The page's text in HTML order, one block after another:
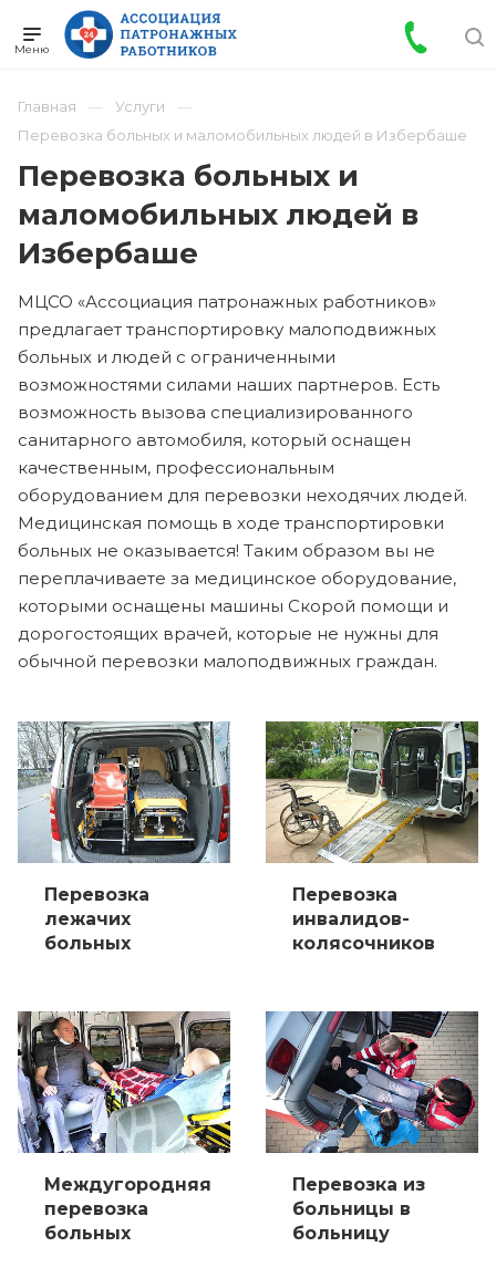
Главная
Услуги
Перевозка больных и маломобильных людей в Избербаше
Перевозка больных и
маломобильных людей в
Избербаше
МЦСО «Ассоциация патронажных работников»
предлагает транспортировку малоподвижных
больных и людей с ограниченными
возможностями силами наших партнеров. Есть
возможность вызова специализированного
санитарного автомобиля, который оснащен
качественным, профессиональным
оборудованием для перевозки неходячих людей.
Медицинская помощь в ходе транспортировки
больных не оказывается! Таким образом вы не
переплачиваете за медицинское оборудование,
которыми оснащены машины Скорой помощи и
дорогостоящих врачей, которые не нужны для
обычной перевозки малоподвижных граждан.
Перевозка
лежачих
больных
Перевозка
инвалидов-
колясочников
Междугородняя
перевозка
больных
Перевозка из
больницы в
больницу